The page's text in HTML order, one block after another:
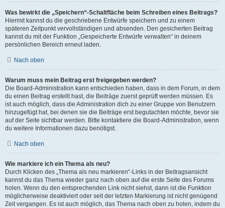
Was bewirkt die „Speichern“-Schaltfläche beim Schreiben eines Beitrags?
Hiermit kannst du die geschriebene Entwürfe speichern und zu einem
späteren Zeitpunkt vervollständigen und absenden. Den gesicherten Beitrag
kannst du mit der Funktion „Gespeicherte Entwürfe verwalten“ in deinem
persönlichen Bereich erneut laden.
Nach oben
Warum muss mein Beitrag erst freigegeben werden?
Die Board-Administration kann entschieden haben, dass in dem Forum, in dem
du einen Beitrag erstellt hast, die Beiträge zuerst geprüft werden müssen. Es
ist auch möglich, dass die Administration dich zu einer Gruppe von Benutzern
hinzugefügt hat, bei denen sie die Beiträge erst begutachten möchte, bevor sie
auf der Seite sichtbar werden. Bitte kontaktiere die Board-Administration, wenn
du weitere Informationen dazu benötigst.
Nach oben
Wie markiere ich ein Thema als neu?
Durch Klicken des „Thema als neu markieren“-Links in der Beitragsansicht
kannst du das Thema wieder ganz nach oben auf die erste Seite des Forums
holen. Wenn du den entsprechenden Link nicht siehst, dann ist die Funktion
möglicherweise deaktiviert oder seit der letzten Markierung ist nicht genügend
Zeit vergangen. Es ist auch möglich, das Thema nach oben zu holen, indem du